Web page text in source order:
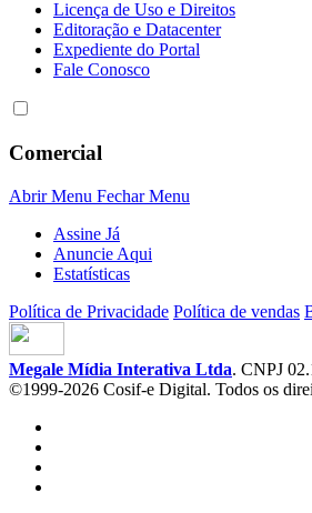
Licença de Uso e Direitos
Editoração e Datacenter
Expediente do Portal
Fale Conosco
Comercial
Abrir Menu Fechar Menu
Assine Já
Anuncie Aqui
Estatísticas
Política de Privacidade Política de vendas
Megale Mídia Interativa Ltda. CNPJ
©1999-2026 Cosif-e Digital. Todos os